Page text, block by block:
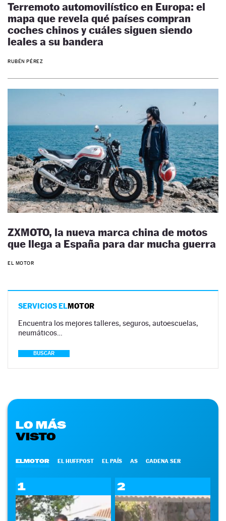
Terremoto automovilístico en Europa: el
mapa que revela qué países compran
coches chinos y cuáles siguen siendo
leales a su bandera
RUBÉN PÉREZ
ZXMOTO, la nueva marca china de motos
que llega a España para dar mucha guerra
EL MOTOR
SERVICIOS ELMOTOR
Encuentra los mejores talleres, seguros, autoescuelas,
neumáticos…
BUSCAR
LO MÁS
VISTO
ELMOTOR EL HUFFPOST EL PAÍS AS CADENA SER
1 2